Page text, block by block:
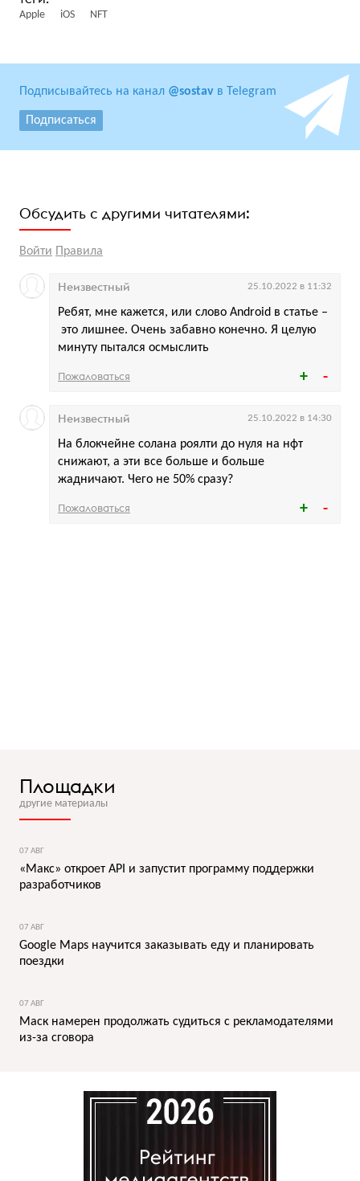
Apple iOS NFT
Подписывайтесь на канал @sostav в Telegram
Подписаться
Обсудить с другими читателями:
Войти Правила
Ребят, мне кажется, или слово Android в статье –
это лишнее. Очень забавно конечно. Я целую
минуту пытался осмыслить
Неизвестный 25.10.2022 в 11:32
Пожаловаться
На блокчейне солана роялти до нуля на нфт
снижают, а эти все больше и больше
жадничают. Чего не 50% сразу?
Неизвестный 25.10.2022 в 14:30
Пожаловаться
Площадки
другие материалы
07 АВГ
«Макс» откроет API и запустит программу поддержки
разработчиков
07 АВГ
Google Maps научится заказывать еду и планировать
поездки
07 АВГ
Маск намерен продолжать судиться с рекламодателями
из-за сговора